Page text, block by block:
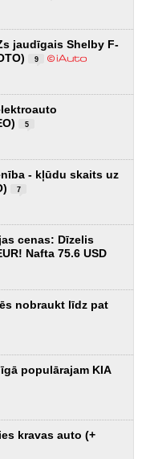
jaudīgais Shelby F-
9
5
- kļūdu skaits uz
7
cenas: Dīzelis
Nafta 75.6 USD
nobraukt līdz pat
populārajam KIA
kravas auto (+